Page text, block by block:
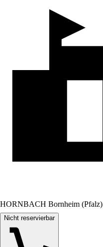
HORNBACH Bornheim (Pfalz)
Nicht reservierbar